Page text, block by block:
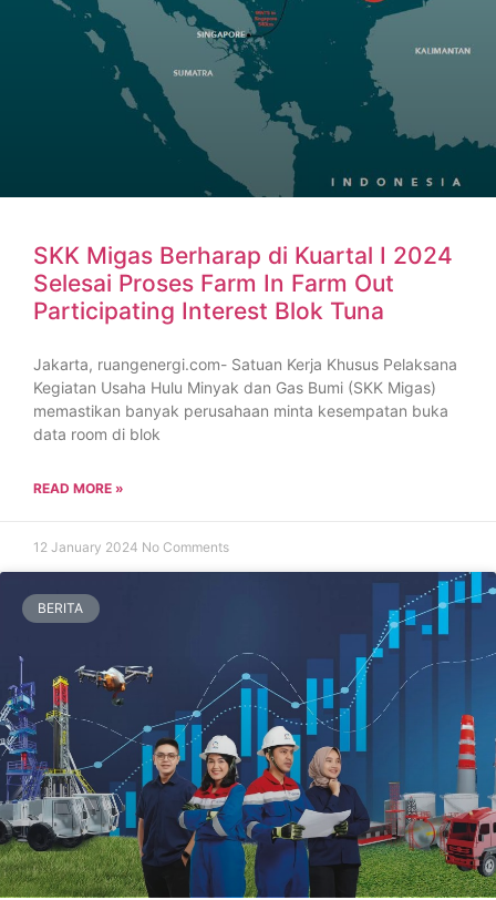
SKK Migas Berharap di Kuartal I 2024
Selesai Proses Farm In Farm Out
Participating Interest Blok Tuna
Jakarta, ruangenergi.com- Satuan Kerja Khusus Pelaksana
Kegiatan Usaha Hulu Minyak dan Gas Bumi (SKK Migas)
memastikan banyak perusahaan minta kesempatan buka
data room di blok
READ MORE »
12 January 2024 No Comments
BERITA